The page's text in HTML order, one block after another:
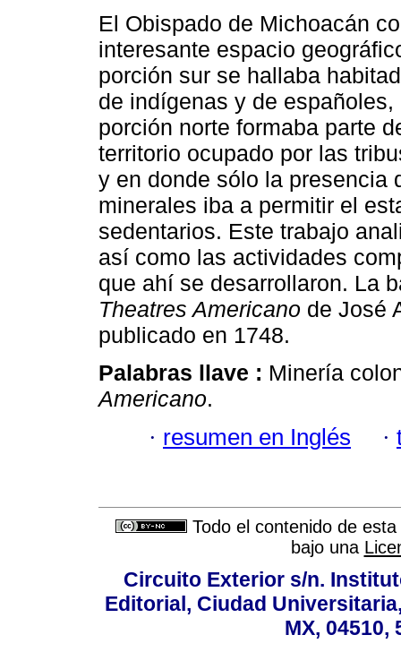
El Obispado de Michoacán
interesante espacio
porción sur se hallaba
de indígenas y de
porción norte formaba parte
territorio ocupado por las
y en donde sólo la presencia
minerales iba a permitir el
sedentarios. Este trabajo
así como las actividades
que ahí se desarrollaron. La
Theatres Americano de José
publicado en 1748.
Palabras llave : Minería
Americano.
· resumen en Inglés ·
Todo el contenido de
bajo una
Circuito Exterior s/n.
Editorial, Ciudad
MX, 04510,